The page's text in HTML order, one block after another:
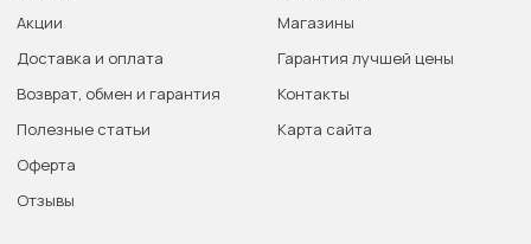
Акции
Доставка и оплата
Возврат, обмен и гарантия
Полезные статьи
Оферта
Отзывы
Магазины
Гарантия лучшей цены
Контакты
Карта сайта